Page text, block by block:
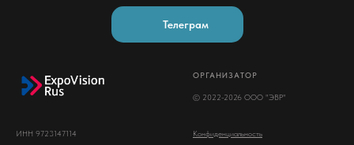
Телеграм
ОРГАНИЗАТОР
© 2022-2026 ООО "ЭВР"
ИНН 9723147114 Конфиденциальность